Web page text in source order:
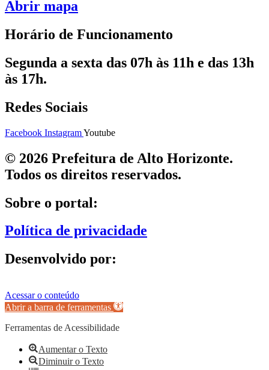
Abrir mapa
Horário de Funcionamento
Segunda a sexta das 07h às 11h e das 13h
às 17h.
Redes Sociais
Facebook InstagramYoutube
© 2026 Prefeitura de Alto Horizonte.
Todos os direitos reservados.
Sobre o portal:
Política de privacidade
Desenvolvido por:
Acessar o conteúdo
Abrir a barra de ferramentas
Ferramentas de Acessibilidade
Aumentar o Texto
Diminuir o Texto